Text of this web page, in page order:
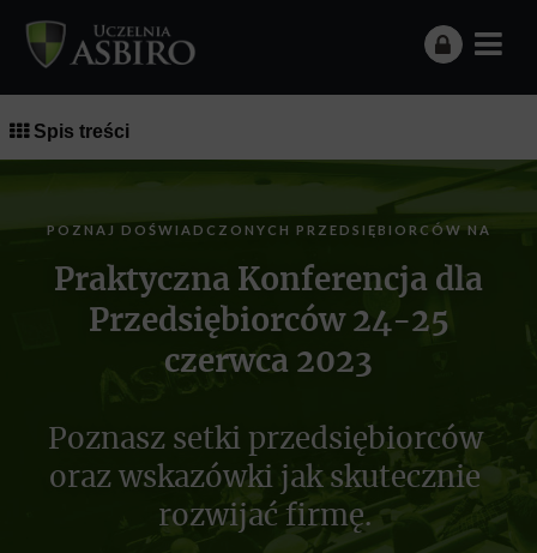
Spis treści
POZNAJ DOŚWIADCZONYCH PRZEDSIĘBIORCÓW NA
Praktyczna Konferencja dla
Przedsiębiorców 24-25
czerwca 2023